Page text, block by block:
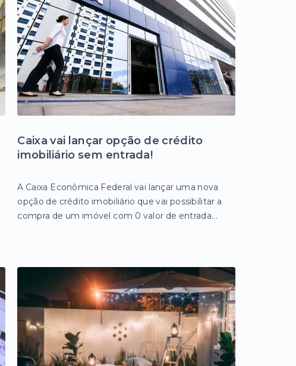
Caixa vai lançar opção de crédito
imobiliário sem entrada!
A Caixa Econômica Federal vai lançar uma nova
opção de crédito imobiliário que vai possibilitar a
compra de um imóvel com 0 valor de entrada...